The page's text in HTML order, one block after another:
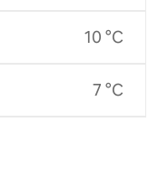
10 °C
7 °C